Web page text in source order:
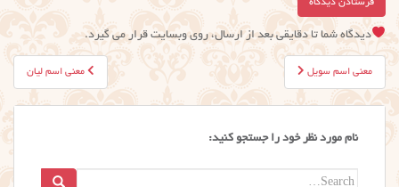
دیدگاه شما تا دقایقی بعد از ارسال، روی وبسایت قرار می گیرد.
راهبری
نوشته
معنی اسم لیان معنی اسم سویل
نام مورد نظر خود را جستجو کنید:
Search